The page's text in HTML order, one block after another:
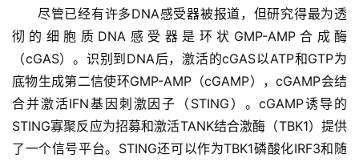
尽管已经有许多DNA感受器被报道，但研究得最为透
彻的细胞质DNA感受器是环状GMP-AMP合成酶
（cGAS）。识别到DNA后，激活的cGAS以ATP和GTP为
底物生成第二信使环GMP-AMP（cGAMP），cGAMP会结
合并激活IFN基因刺激因子（STING）。cGAMP诱导的
STING寡聚反应为招募和激活TANK结合激酶（TBK1）提供
了一个信号平台。STING还可以作为TBK1磷酸化IRF3和随